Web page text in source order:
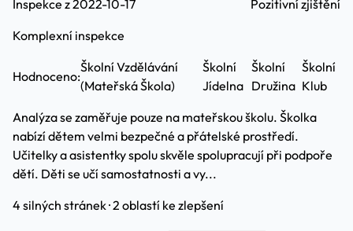
Inspekce z 2022-10-17
Komplexní inspekce
Pozitivní zjištění
Hodnoceno:
Školní Vzdělávání
(Mateřská Škola)
Školní
Jídelna
Školní
Družina
Školní
Klub
Analýza se zaměřuje pouze na mateřskou školu. Školka
nabízí dětem velmi bezpečné a přátelské prostředí.
Učitelky a asistentky spolu skvěle spolupracují při podpoře
dětí. Děti se učí samostatnosti a vy...
4 silných stránek · 2 oblastí ke zlepšení